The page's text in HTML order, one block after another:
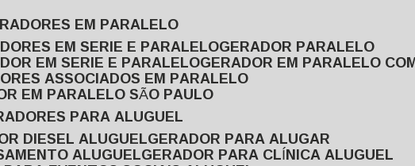
EM PARALELO
EM SERIE E PARALELO GERADOR PARALELO
EM SERIE E PARALELO GERADOR EM PARALELO
ASSOCIADOS EM PARALELO
EM PARALELO SÃO PAULO
PARA ALUGUEL
DIESEL ALUGUEL GERADOR PARA ALUGAR
ALUGUEL GERADOR PARA CLÍNICA ALUGUEL